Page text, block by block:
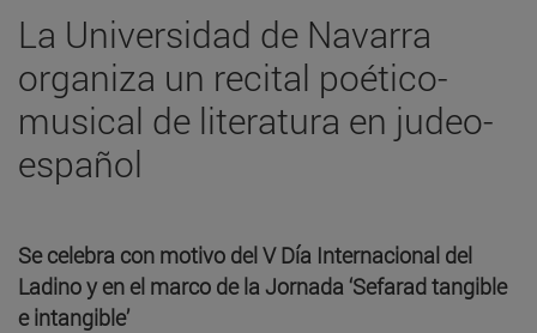
La Universidad de Navarra
organiza un recital poético-
musical de literatura en judeo-
español
Se celebra con motivo del V Día Internacional del
Ladino y en el marco de la Jornada ‘Sefarad tangible
e intangible’